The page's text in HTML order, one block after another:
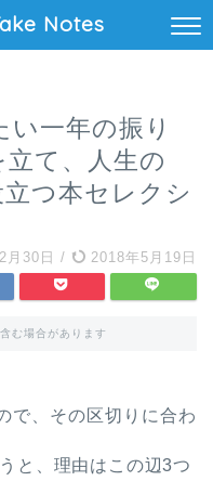
Notes
一年の振り
て、人生の
つ本セレクシ
月30日 / 2018年5月19日
む場合があります
で、その区切りに合わ
と、理由はこの辺3つ